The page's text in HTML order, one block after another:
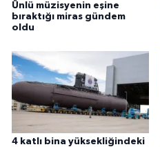
Ünlü müzisyenin eşine
bıraktığı miras gündem
oldu
4 katlı bina yüksekliğindeki